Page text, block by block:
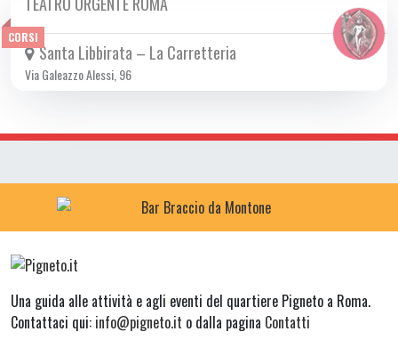
CORSI
DA VEN 08/11 A LUN 11/11 2024
Santa Libbirata – La Carretteria
Via Galeazzo Alessi, 96
Una guida alle attività e agli eventi del quartiere Pigneto a Roma.
Contattaci qui: info@pigneto.it o dalla pagina Contatti